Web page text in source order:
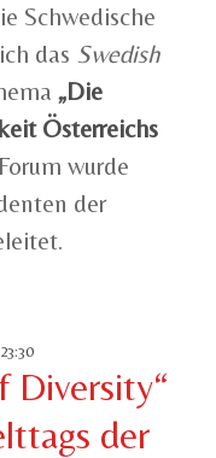
Schwedische
das Swedish
„Die
Österreichs
wurde
der
Diversity“
der